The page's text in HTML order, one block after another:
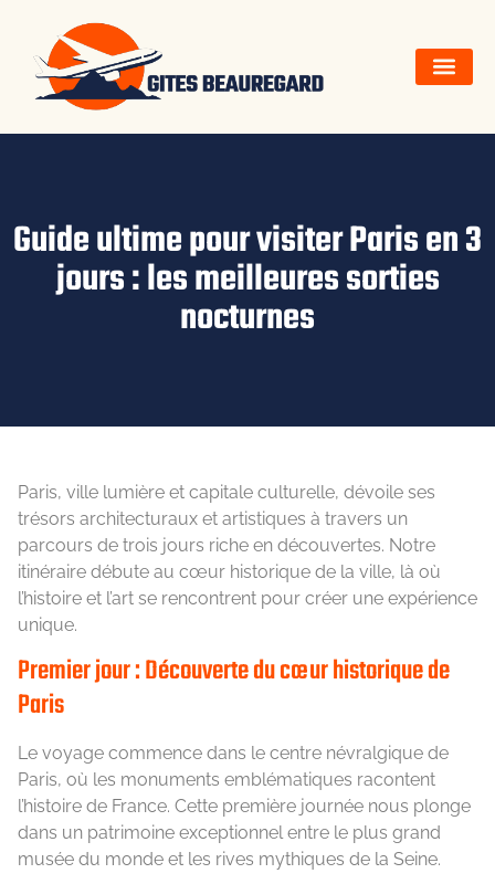
Guide ultime pour visiter Paris en 3
jours : les meilleures sorties
nocturnes
Paris, ville lumière et capitale culturelle, dévoile ses
trésors architecturaux et artistiques à travers un
parcours de trois jours riche en découvertes. Notre
itinéraire débute au cœur historique de la ville, là où
l’histoire et l’art se rencontrent pour créer une expérience
unique.
Premier jour : Découverte du cœur historique de
Paris
Le voyage commence dans le centre névralgique de
Paris, où les monuments emblématiques racontent
l’histoire de France. Cette première journée nous plonge
dans un patrimoine exceptionnel entre le plus grand
musée du monde et les rives mythiques de la Seine.